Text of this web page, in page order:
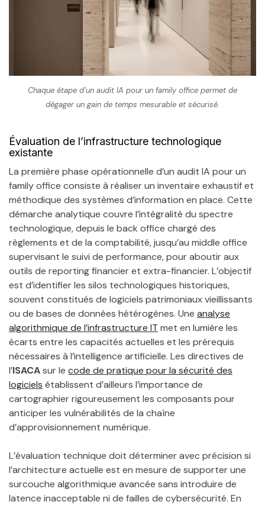
Chaque étape d’un audit IA pour un family office permet de
dégager un gain de temps mesurable et sécurisé.
Évaluation de l’infrastructure technologique
existante
La première phase opérationnelle d’un audit IA pour un
family office consiste à réaliser un inventaire exhaustif et
méthodique des systèmes d’information en place. Cette
démarche analytique couvre l’intégralité du spectre
technologique, depuis le back office chargé des
règlements et de la comptabilité, jusqu’au middle office
supervisant le suivi de performance, pour aboutir aux
outils de reporting financier et extra-financier. L’objectif
est d’identifier les silos technologiques historiques,
souvent constitués de logiciels patrimoniaux vieillissants
ou de bases de données hétérogènes. Une analyse
algorithmique de l’infrastructure IT met en lumière les
écarts entre les capacités actuelles et les prérequis
nécessaires à l’intelligence artificielle. Les directives de
l’ISACAsur le code de pratique pour la sécurité des
logiciels établissent d’ailleurs l’importance de
cartographier rigoureusement les composants pour
anticiper les vulnérabilités de la chaîne
d’approvisionnement numérique.
L’évaluation technique doit déterminer avec précision si
l’architecture actuelle est en mesure de supporter une
surcouche algorithmique avancée sans introduire de
latence inacceptable ni de failles de cybersécurité. En